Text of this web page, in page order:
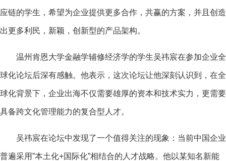
应链的学生，希望为企业提供更多合作，共赢的方案，并且创造
出更多利民，新颖，创新型的产品架构。
温州肯恩大学金融学辅修经济学的学生吴祎宸在参加企业全
球化论坛后深有感触。他表示，这次论坛让他深刻认识到，在全
球化背景下，企业出海不仅需要雄厚的资本和技术实力，更需要
具备跨文化管理能力的复合型人才。
吴祎宸在论坛中发现了一个值得关注的现象：当前中国企业
普遍采用”本土化+国际化”相结合的人才战略。他以某知名新能